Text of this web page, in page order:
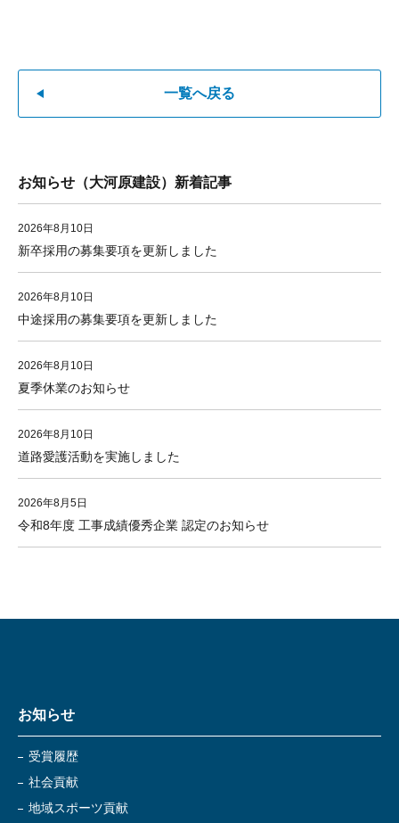
一覧へ戻る
お知らせ（大河原建設）新着記事
2026年8月10日
新卒採用の募集要項を更新しました
2026年8月10日
中途採用の募集要項を更新しました
2026年8月10日
夏季休業のお知らせ
2026年8月10日
道路愛護活動を実施しました
2026年8月5日
令和8年度 工事成績優秀企業 認定のお知らせ
お知らせ
受賞履歴
社会貢献
地域スポーツ貢献